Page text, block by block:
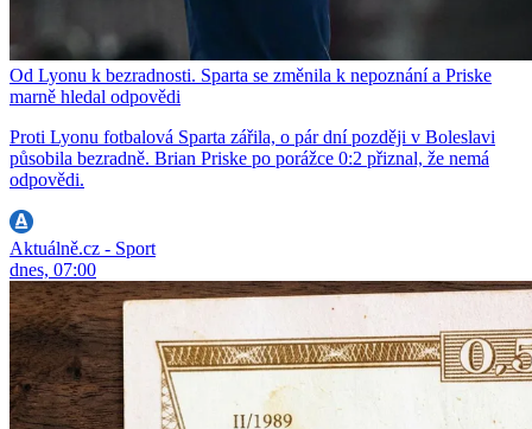
Od Lyonu k bezradnosti. Sparta se změnila k nepoznání a Priske
marně hledal odpovědi
Proti Lyonu fotbalová Sparta zářila, o pár dní později v Boleslavi
působila bezradně. Brian Priske po porážce 0:2 přiznal, že nemá
odpovědi.
Aktuálně.cz - Sport
dnes, 07:00